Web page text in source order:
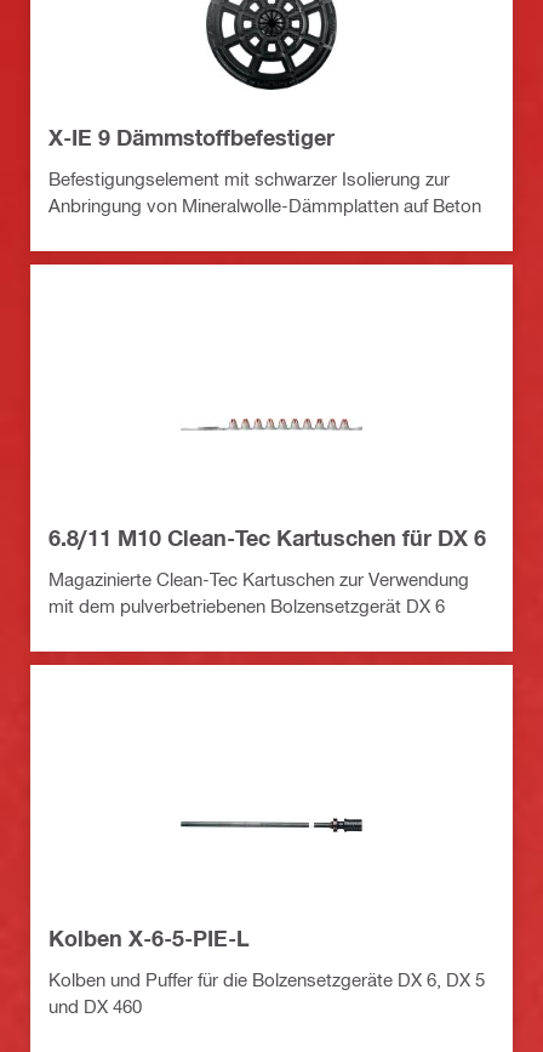
X-IE 9 Dämmstoffbefestiger
Befestigungselement mit schwarzer Isolierung zur
Anbringung von Mineralwolle-Dämmplatten auf Beton
6.8/11 M10 Clean-Tec Kartuschen für DX 6
Magazinierte Clean-Tec Kartuschen zur Verwendung
mit dem pulverbetriebenen Bolzensetzgerät DX 6
Kolben X-6-5-PIE-L
Kolben und Puffer für die Bolzensetzgeräte DX 6, DX 5
und DX 460